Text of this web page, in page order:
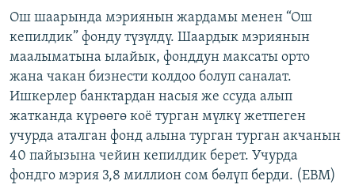
БИЗ ЖАНА ДҮЙНӨ
ЭЖЕ-СИҢДИЛЕР
АЗАТТЫК+
ЫҢГАЙСЫЗ СУРООЛОР
Русский
ОНЛАЙН ШЕРИНЕ
ЭЕ/АРнун бардык сайттары
Ош шаарында мэриянын жардамы менен “Ош
кепилдик” фонду түзүлдү. Шаардык мэриянын
маалыматына ылайык, фонддун максаты орто
жана чакан бизнести колдоо болуп саналат.
Ишкерлер банктардан насыя же ссуда алып
жатканда күрөөгө коё турган мүлкү жетпеген
учурда аталган фонд алына турган турган акчанын
40 пайызына чейин кепилдик берет. Учурда
фондго мэрия 3,8 миллион сом бөлүп берди. (EBM)